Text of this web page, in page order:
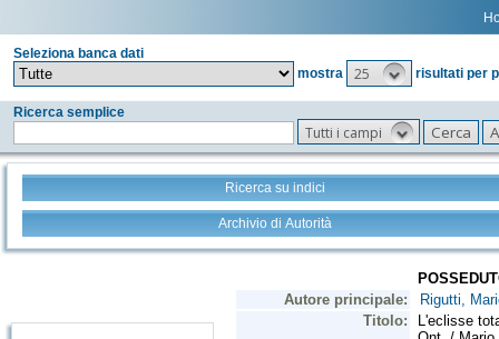
Seleziona banca dati
mostra
25 risultati per
Ricerca semplice
Tutti i campi
Ricerca su indici
Archivio di Autorità